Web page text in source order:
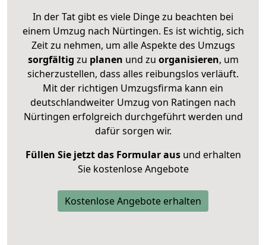
In der Tat gibt es viele Dinge zu beachten bei
einem Umzug nach Nürtingen. Es ist wichtig, sich
Zeit zu nehmen, um alle Aspekte des Umzugs
sorgfältig zu planen und zu organisieren, um
sicherzustellen, dass alles reibungslos verläuft.
Mit der richtigen Umzugsfirma kann ein
deutschlandweiter Umzug von Ratingen nach
Nürtingen erfolgreich durchgeführt werden und
dafür sorgen wir.
Füllen Sie jetzt das Formular ausund erhalten
Sie kostenlose Angebote
Kostenlose Angebote erhalten